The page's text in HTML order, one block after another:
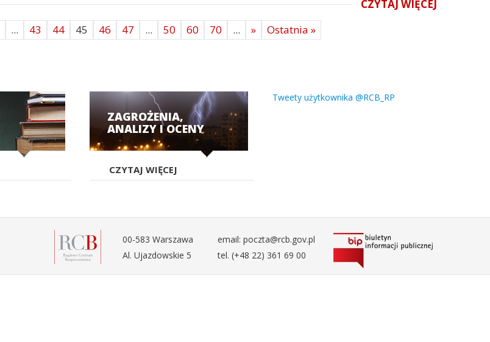
CZYTAJ WIĘCEJ
... 43 44 45 46 47 ... 50 60 70 ... » Ostatnia »
ZAGROŻENIA,
ANALIZY I OCENY
CZYTAJ WIĘCEJ
Tweety użytkownika @RCB_RP
00-583 Warszawa
Al. Ujazdowskie 5
email: poczta@rcb.gov.pl
tel. (+48 22) 361 69 00